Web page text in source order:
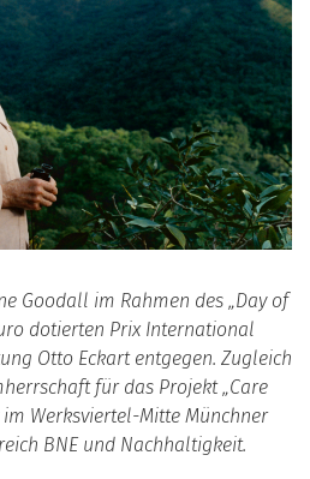
Goodall im Rahmen des „Day of
dotierten Prix International
Otto Eckart entgegen. Zugleich
für das Projekt „Care
Werksviertel-Mitte Münchner
BNE und Nachhaltigkeit.